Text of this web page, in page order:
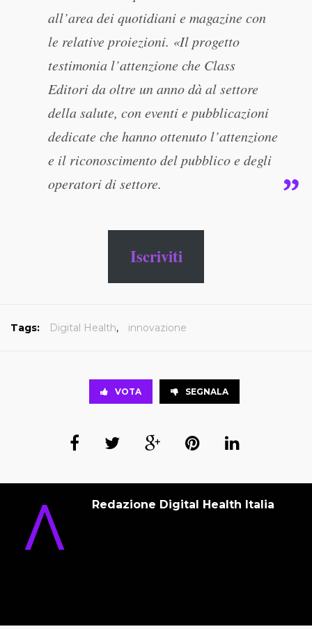
all’area dei quotidiani e magazine con
le relative proiezioni. «Il progetto
testimonia l’attenzione che Class
Editori da oltre un anno dà al settore
della salute, con eventi e pubblicazioni
dedicate che hanno ottenuto l’attenzione
e il riconoscimento del pubblico e degli
operatori di settore.
Iscriviti
Tags: Digital Health, innovazione
VOTA SEGNALA
Redazione Digital Health Italia